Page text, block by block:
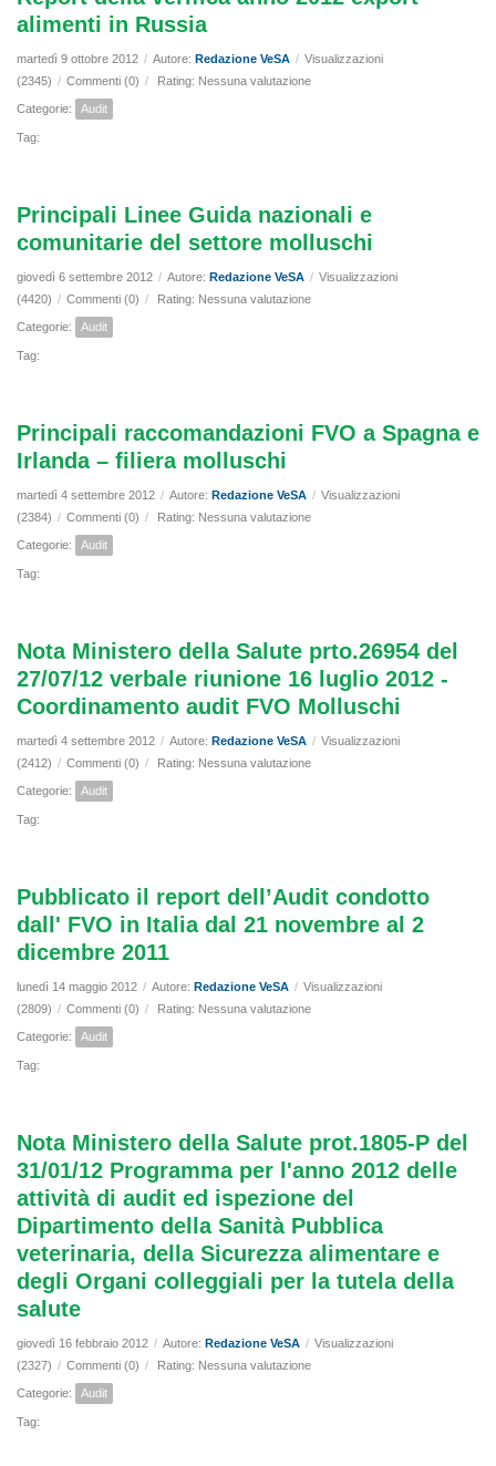
alimenti in Russia
martedì 9 ottobre 2012 / Autore: Redazione VeSA / Visualizzazioni
(2345) / Commenti (0) / Rating: Nessuna valutazione
Categorie: Audit
Tag:
Principali Linee Guida nazionali e
comunitarie del settore molluschi
giovedì 6 settembre 2012 / Autore: Redazione VeSA / Visualizzazioni
(4420) / Commenti (0) / Rating: Nessuna valutazione
Categorie: Audit
Tag:
Principali raccomandazioni FVO a Spagna e
Irlanda – filiera molluschi
martedì 4 settembre 2012 / Autore: Redazione VeSA / Visualizzazioni
(2384) / Commenti (0) / Rating: Nessuna valutazione
Categorie: Audit
Tag:
Nota Ministero della Salute prto.26954 del
27/07/12 verbale riunione 16 luglio 2012 -
Coordinamento audit FVO Molluschi
martedì 4 settembre 2012 / Autore: Redazione VeSA / Visualizzazioni
(2412) / Commenti (0) / Rating: Nessuna valutazione
Categorie: Audit
Tag:
Pubblicato il report dell’Audit condotto
dall' FVO in Italia dal 21 novembre al 2
dicembre 2011
lunedì 14 maggio 2012 / Autore: Redazione VeSA / Visualizzazioni
(2809) / Commenti (0) / Rating: Nessuna valutazione
Categorie: Audit
Tag:
Nota Ministero della Salute prot.1805-P del
31/01/12 Programma per l'anno 2012 delle
attività di audit ed ispezione del
Dipartimento della Sanità Pubblica
veterinaria, della Sicurezza alimentare e
degli Organi colleggiali per la tutela della
salute
giovedì 16 febbraio 2012 / Autore: Redazione VeSA / Visualizzazioni
(2327) / Commenti (0) / Rating: Nessuna valutazione
Categorie: Audit
Tag: